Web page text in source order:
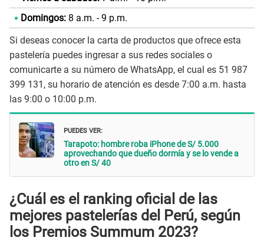
Domingos: 8 a.m. - 9 p.m.
Si deseas conocer la carta de productos que ofrece esta
pastelería puedes ingresar a sus redes sociales o
comunicarte a su número de WhatsApp, el cual es 51 987
399 131, su horario de atención es desde 7:00 a.m. hasta
las 9:00 o 10:00 p.m.
PUEDES VER:
Tarapoto: hombre roba iPhone de S/ 5.000
aprovechando que dueño dormía y se lo vende a
otro en S/ 40
¿Cuál es el ranking oficial de las
mejores pastelerías del Perú, según
los Premios Summum 2023?